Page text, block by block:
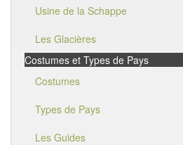
Usine de la Schappe
Les Glacières
Costumes et Types de Pays
Costumes
Types de Pays
Les Guides